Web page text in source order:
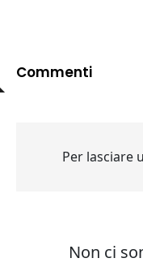
Commenti